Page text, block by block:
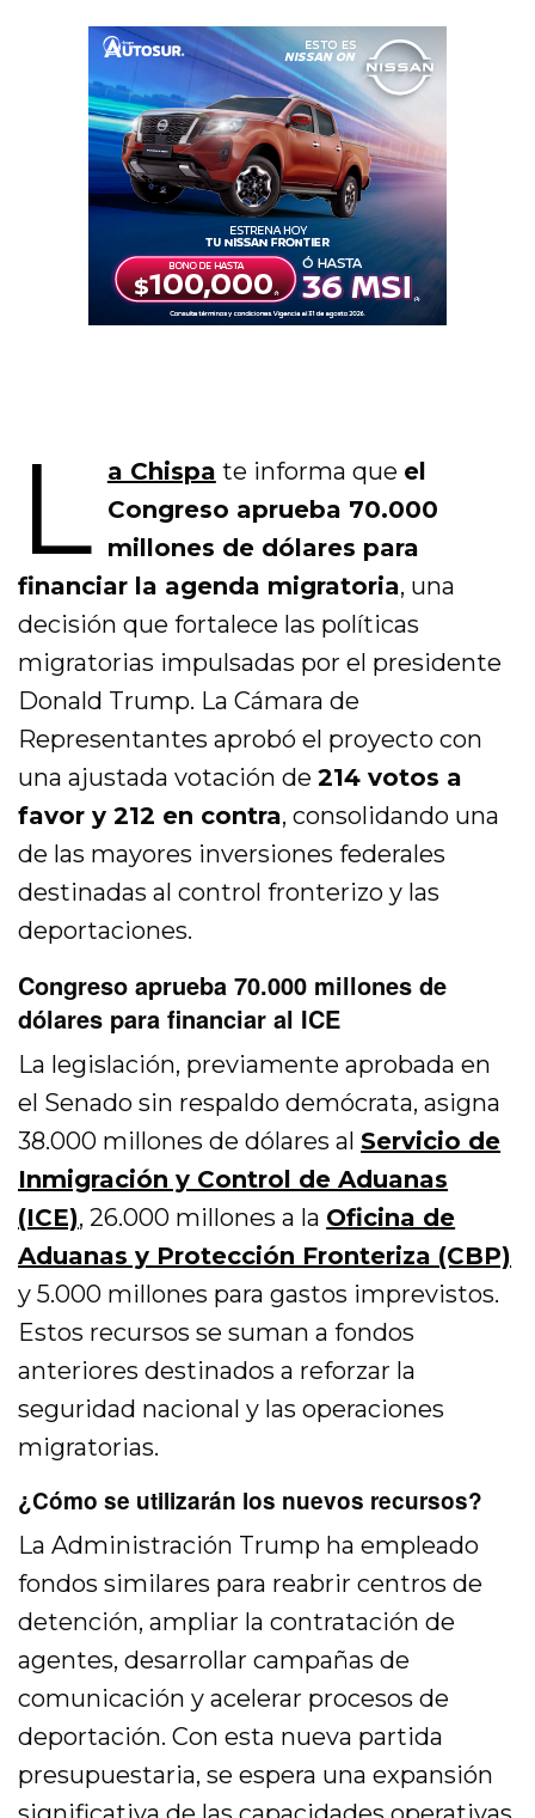
L a Chispa te informa que el
Congreso aprueba 70.000
millones de dólares para
financiar la agenda migratoria, una
decisión que fortalece las políticas
migratorias impulsadas por el presidente
Donald Trump. La Cámara de
Representantes aprobó el proyecto con
una ajustada votación de214 votos a
favor y 212 en contra, consolidando una
de las mayores inversiones federales
destinadas al control fronterizo y las
deportaciones.
Congreso aprueba 70.000 millones de
dólares para financiar al ICE
La legislación, previamente aprobada en
el Senado sin respaldo demócrata, asigna
38.000 millones de dólares alServicio de
Inmigración y Control de Aduanas
(ICE), 26.000 millones a la Oficina de
Aduanas y Protección Fronteriza (CBP)
y 5.000 millones para gastos imprevistos.
Estos recursos se suman a fondos
anteriores destinados a reforzar la
seguridad nacional y las operaciones
migratorias.
¿Cómo se utilizarán los nuevos recursos?
La Administración Trump ha empleado
fondos similares para reabrir centros de
detención, ampliar la contratación de
agentes, desarrollar campañas de
comunicación y acelerar procesos de
deportación. Con esta nueva partida
presupuestaria, se espera una expansión